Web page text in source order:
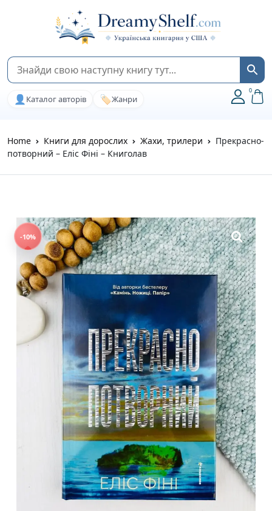
👤 Каталог авторів 🏷️Жанри
0
Home Книги для дорослих Жахи, трилери
Прекрасно-
потворний – Еліс Фіні – Книголав
-10%